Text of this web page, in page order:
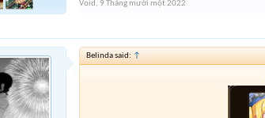
Void , 9 Tháng mười một 2022
Belinda said: ↑